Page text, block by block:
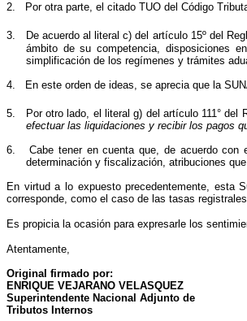
2.
Por otraparte, el citado TUO del Código
3. De acuerdo al literal c) del artículo 15º del
ámbito de su competencia, disposiciones
simplificación de los regímenes y trámites
4.
En este orden de ideas, se aprecia que la
5. Por otro lado, el literal g) del artículo 111°
efectuar las liquidaciones y recibir los pagos
6.
Cabe tener en cuenta que, de acuerdo
determinación y fiscalización, atribuciones
En virtud a lo expuesto precedentemente, esta
corresponde, como el caso de las tasas
Es propicia la ocasión para expresarle los
Atentamente,
Original firmado por:
ENRIQUE VEJARANO VELASQUEZ
Superintendente Nacional Adjunto de
Tributos Internos